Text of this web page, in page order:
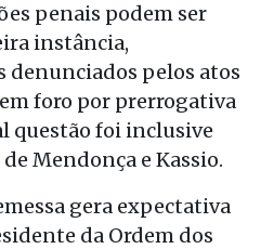
penais podem ser
instância,
denunciados pelos atos
foro por prerrogativa
questão foi inclusive
Mendonça e Kassio.
gera expectativa
da Ordem dos